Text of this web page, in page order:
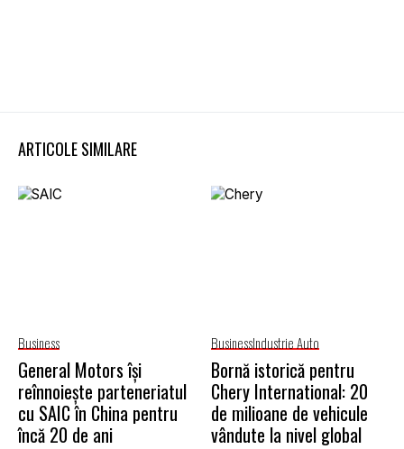
ARTICOLE SIMILARE
Business
General Motors își
reînnoiește parteneriatul
cu SAIC în China pentru
încă 20 de ani
BusinessIndustrie Auto
Bornă istorică pentru
Chery International: 20
de milioane de vehicule
vândute la nivel global